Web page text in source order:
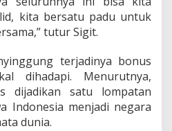
kita bersatu padu untuk
tutur Sigit.
terjadinya bonus
dihadapi. Menurutnya,
dijadikan satu lompatan
Indonesia menjadi negara
dunia.